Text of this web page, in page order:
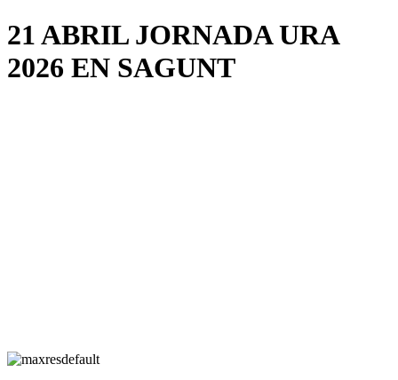
21 ABRIL JORNADA URA
2026 EN SAGUNT